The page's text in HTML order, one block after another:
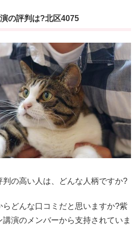
の評判は?北区4075
判の高い人は、どんな人柄ですか?
らどんな口コミだと思いますか?紫
演のメンバーから支持されていま